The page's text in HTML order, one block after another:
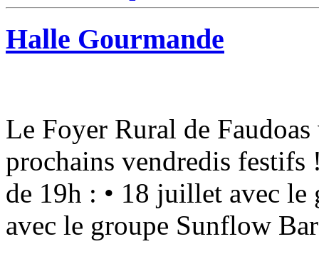
Halle Gourmande
Le Foyer Rural de
prochains vendredis festifs
de 19h : • 18 juillet avec le
avec le groupe Sunflow